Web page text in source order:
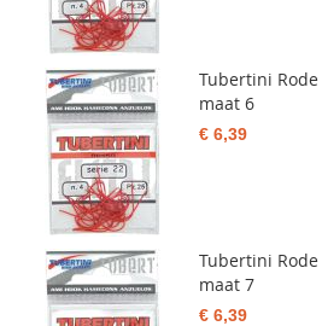
Tubertini
maat 6
€ 6,39
Tubertini
maat 7
€ 6,39